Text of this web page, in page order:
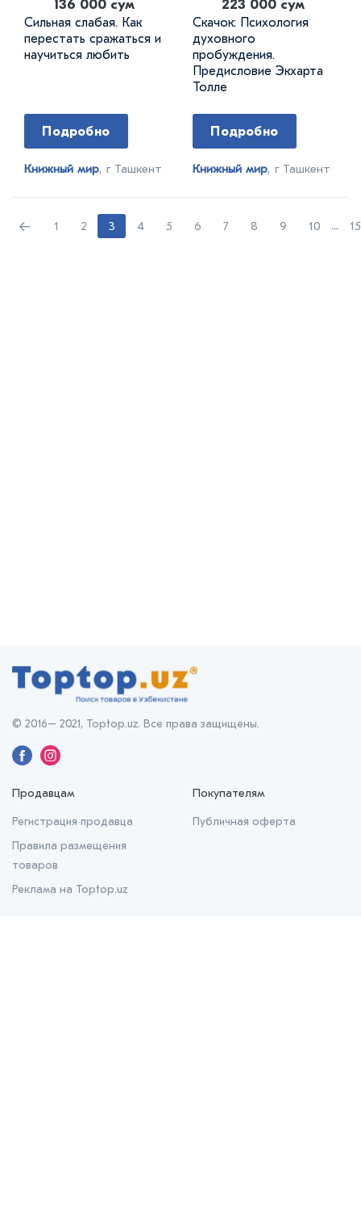
136 000 сум
Сильная слабая. Как
перестать сражаться и
научиться любить
Подробно
Книжный мир, г Ташкент
223 000 сум
Скачок: Психология
духовного
пробуждения.
Предисловие Экхарта
Толле
Подробно
Книжный мир, г Ташкент
← 1 2 3 4 5 6 7 8 9 10 ...
Продавцам
Регистрация продавца
Правила размещения
товаров
Реклама на Toptop.uz
Покупателям
Публичная оферта
© 2016– 2021, Toptop.uz. Все права защищены.